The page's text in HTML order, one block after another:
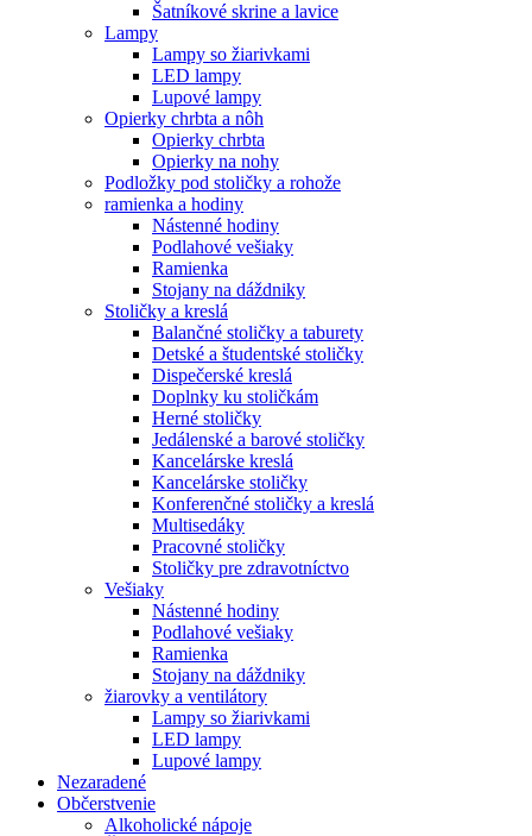
Šatníkové skrine a lavice
Lampy
Lampy so žiarivkami
LED lampy
Lupové lampy
Opierky chrbta a nôh
Opierky chrbta
Opierky na nohy
Podložky pod stoličky a rohože
ramienka a hodiny
Nástenné hodiny
Podlahové vešiaky
Ramienka
Stojany na dáždniky
Stoličky a kreslá
Balančné stoličky a taburety
Detské a študentské stoličky
Dispečerské kreslá
Doplnky ku stoličkám
Herné stoličky
Jedálenské a barové stoličky
Kancelárske kreslá
Kancelárske stoličky
Konferenčné stoličky a kreslá
Multisedáky
Pracovné stoličky
Stoličky pre zdravotníctvo
Vešiaky
Nástenné hodiny
Podlahové vešiaky
Ramienka
Stojany na dáždniky
žiarovky a ventilátory
Lampy so žiarivkami
LED lampy
Lupové lampy
Nezaradené
Občerstvenie
Alkoholické nápoje